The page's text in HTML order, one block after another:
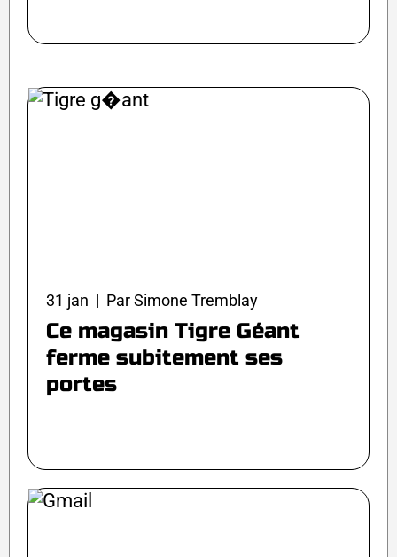
31 jan | Par Simone Tremblay
Ce magasin Tigre Géant
ferme subitement ses
portes